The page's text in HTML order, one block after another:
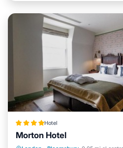
Hotel
Morton HotelEstación de carga para